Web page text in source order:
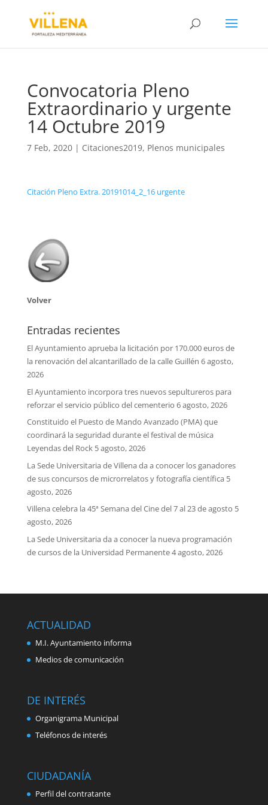
Convocatoria Pleno
Extraordinario y urgente
14 Octubre 2019
7 Feb, 2020| Citaciones2019, Plenos municipales
Citación Pleno Extra. 20191014_2_16 urgente
Volver
Entradas recientes
El Ayuntamiento aprueba la licitación por 170.000 euros de
la renovación del alcantarillado de la calle Guillén 6 agosto,
2026
El Ayuntamiento incorpora tres nuevos sepultureros para
reforzar el servicio público del cementerio 6 agosto, 2026
Constituido el Puesto de Mando Avanzado (PMA) que
coordinará la seguridad durante el festival de música
Leyendas del Rock 5 agosto, 2026
La Sede Universitaria de Villena da a conocer los ganadores
de sus concursos de microrrelatos y fotografía científica 5
agosto, 2026
Villena celebra la 45ª Semana del Cine del 7 al 23 de agosto 5
agosto, 2026
La Sede Universitaria da a conocer la nueva programación
de cursos de la Universidad Permanente4 agosto, 2026
ACTUALIDAD
M.I. Ayuntamiento informa
Medios de comunicación
DE INTERÉS
Organigrama Municipal
Teléfonos de interés
CIUDADANÍA
Perfil del contratante